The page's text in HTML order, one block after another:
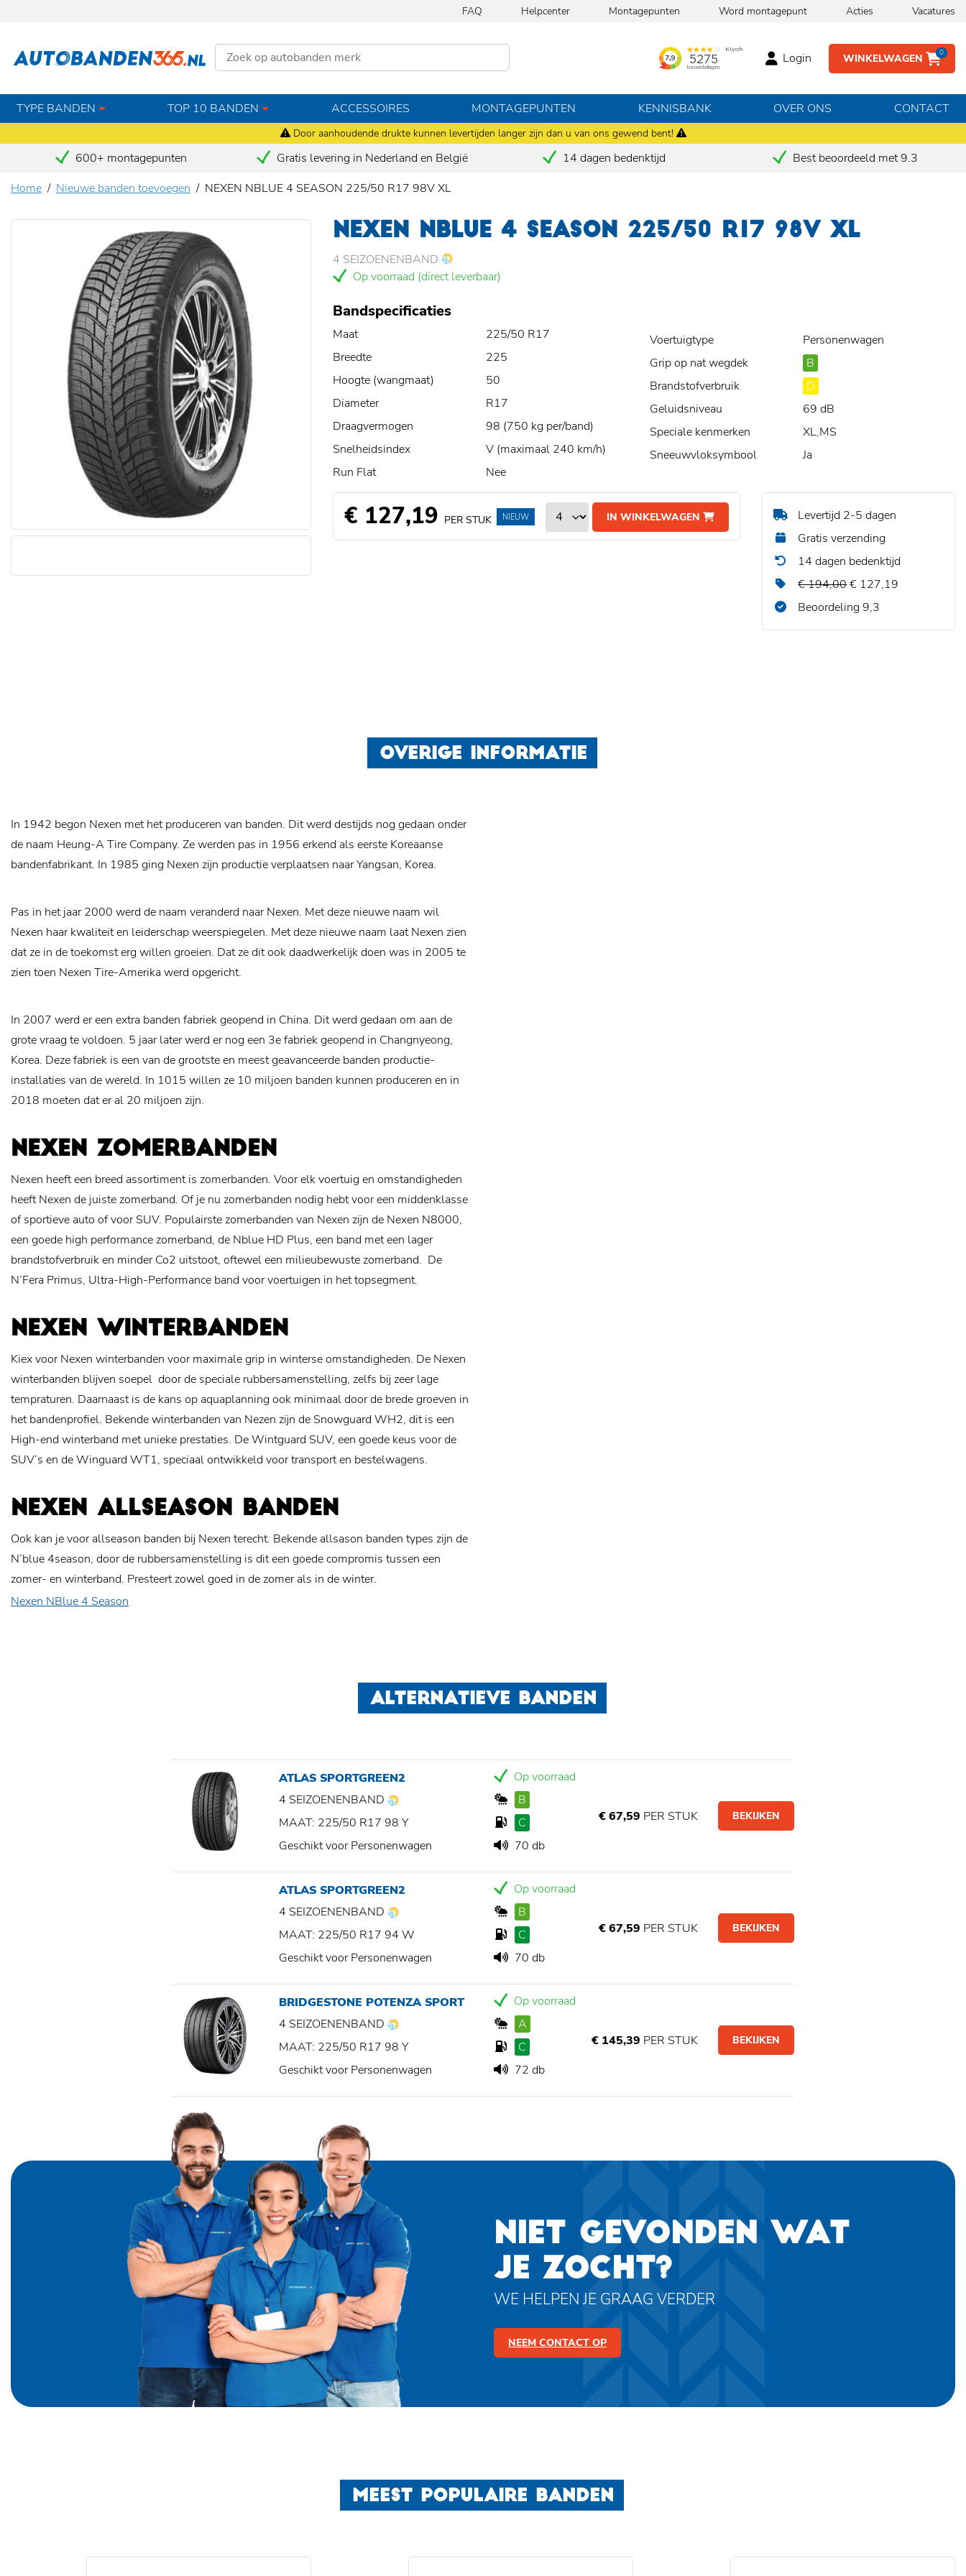
Door aanhoudende drukte kunnen levertijden langer zijn dan u van ons gewend bent!
FAQ Helpcenter Montagepunten Word montagepunt Acties Vacatures
WINKELWAGEN 0
Login
TYPE BANDEN TOP 10 BANDEN ACCESSOIRES MONTAGEPUNTEN KENNISBANK OVER ONS CONTACT
600+ montagepunten Gratis levering in Nederland en België 14 dagen bedenktijd
Best beoordeeld met 9.3
Home
Nieuwe banden toevoegen NEXEN NBLUE 4 SEASON 225/50 R17 98V XL
NEXEN NBLUE 4 SEASON 225/50 R17 98V XL
4 SEIZOENENBAND
Op voorraad (direct leverbaar)
Bandspecificaties
Maat
225/50 R17
Breedte
225
Hoogte (wangmaat)
50
Diameter
R17
Draagvermogen
98 (750 kg per/band)
Snelheidsindex
V (maximaal 240 km/h)
Run Flat
Nee
Voertuigtype
Personenwagen
Grip op nat wegdek
B
Brandstofverbruik
D
Geluidsniveau
69 dB
Speciale kenmerken
XL,MS
Sneeuwvloksymbool
Ja
€ 127,19 PER STUK IN WINKELWAGEN
NIEUW
Levertijd 2-5 dagen
Gratis verzending
14 dagen bedenktijd
€ 194,00€ 127,19
Beoordeling 9,3
OVERIGE INFORMATIE
In 1942 begon Nexen met het produceren van banden. Dit werd destijds nog gedaan onder
de naam Heung-A Tire Company. Ze werden pas in 1956 erkend als eerste Koreaanse
bandenfabrikant. In 1985 ging Nexen zijn productie verplaatsen naar Yangsan, Korea.
Pas in het jaar 2000 werd de naam veranderd naar Nexen. Met deze nieuwe naam wil
Nexen haar kwaliteit en leiderschap weerspiegelen. Met deze nieuwe naam laat Nexen zien
dat ze in de toekomst erg willen groeien. Dat ze dit ook daadwerkelijk doen was in 2005 te
zien toen Nexen Tire-Amerika werd opgericht.
In 2007 werd er een extra banden fabriek geopend in China. Dit werd gedaan om aan de
grote vraag te voldoen. 5 jaar later werd er nog een 3e fabriek geopend in Changnyeong,
Korea. Deze fabriek is een van de grootste en meest geavanceerde banden productie-
installaties van de wereld. In 1015 willen ze 10 miljoen banden kunnen produceren en in
2018 moeten dat er al 20 miljoen zijn.
NEXEN ZOMERBANDEN
Nexen heeft een breed assortiment is zomerbanden. Voor elk voertuig en omstandigheden
heeft Nexen de juiste zomerband. Of je nu zomerbanden nodig hebt voor een middenklasse
of sportieve auto of voor SUV. Populairste zomerbanden van Nexen zijn de Nexen N8000,
een goede high performance zomerband, de Nblue HD Plus, een band met een lager
brandstofverbruik en minder Co2 uitstoot, oftewel een milieubewuste zomerband. De
N’Fera Primus, Ultra-High-Performance band voor voertuigen in het topsegment.
NEXEN WINTERBANDEN
Kiex voor Nexen winterbanden voor maximale grip in winterse omstandigheden. De Nexen
winterbanden blijven soepel door de speciale rubbersamenstelling, zelfs bij zeer lage
tempraturen. Daarnaast is de kans op aquaplanning ook minimaal door de brede groeven in
het bandenprofiel. Bekende winterbanden van Nezen zijn de Snowguard WH2, dit is een
High-end winterband met unieke prestaties. De Wintguard SUV, een goede keus voor de
SUV’s en de Winguard WT1, speciaal ontwikkeld voor transport en bestelwagens.
NEXEN ALLSEASON BANDEN
Ook kan je voor allseason banden bij Nexen terecht. Bekende allsason banden types zijn de
N’blue 4season, door de rubbersamenstelling is dit een goede compromis tussen een
zomer- en winterband. Presteert zowel goed in de zomer als in de winter.
Nexen NBlue 4 Season
ALTERNATIEVE BANDEN
ATLAS SPORTGREEN2
4 SEIZOENENBAND
MAAT: 225/50 R17 98 Y
Geschikt voor Personenwagen
Op voorraad
B
C
70 db
€ 67,59 PER STUK BEKIJKEN
ATLAS SPORTGREEN2
4 SEIZOENENBAND
MAAT: 225/50 R17 94 W
Geschikt voor Personenwagen
Op voorraad
B
C
70 db
€ 67,59 PER STUK BEKIJKEN
BRIDGESTONE POTENZA SPORT
4 SEIZOENENBAND
MAAT: 225/50 R17 98 Y
Geschikt voor Personenwagen
Op voorraad
A
C
72 db
€ 145,39 PER STUK BEKIJKEN
NIET GEVONDEN WAT
JE ZOCHT?
WE HELPEN JE GRAAG VERDER
NEEM CONTACT OP
MEEST POPULAIRE BANDEN